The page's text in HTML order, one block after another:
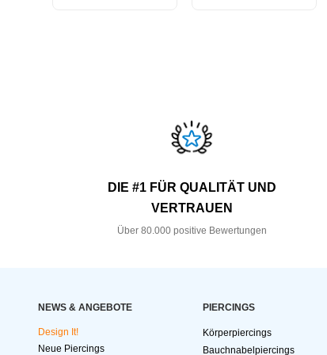
DIE #1 FÜR QUALITÄT UND
VERTRAUEN
Über 80.000 positive Bewertungen
NEWS & ANGEBOTE
Design It!
Neue Piercings
PIERCINGS
Körperpiercings
Bauchnabelpiercings